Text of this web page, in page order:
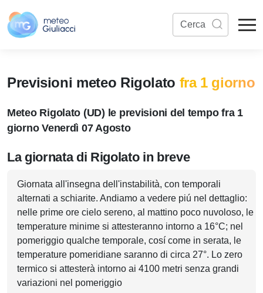
Previsioni meteo Rigolato fra 1 giorno
Meteo Rigolato (UD) le previsioni del tempo fra 1
giorno Venerdì 07 Agosto
La giornata di Rigolato in breve
Giornata all'insegna dell'instabilità, con temporali
alternati a schiarite. Andiamo a vedere piú nel dettaglio:
nelle prime ore cielo sereno, al mattino poco nuvoloso, le
temperature minime si attesteranno intorno a 16°C; nel
pomeriggio qualche temporale, cosí come in serata, le
temperature pomeridiane saranno di circa 27°. Lo zero
termico si attesterà intorno ai 4100 metri senza grandi
variazioni nel pomeriggio